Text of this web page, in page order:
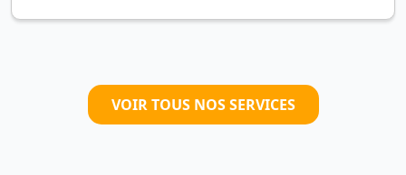
VOIR TOUS NOS SERVICES